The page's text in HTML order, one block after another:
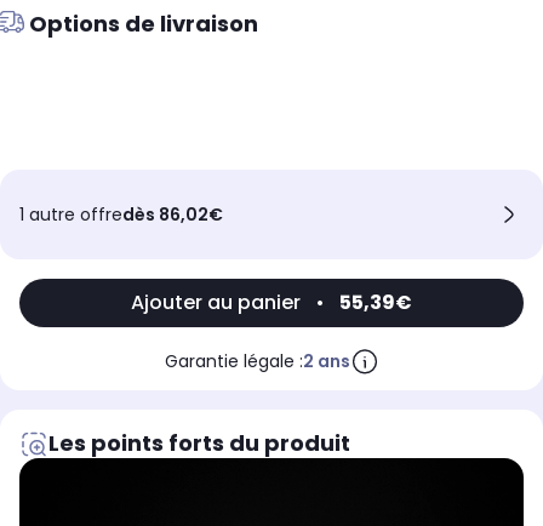
Options de livraison
1 autre offredès 86,02€
Ajouter au panier • 55,39€
Garantie légale :2 ans
Les points forts du produit